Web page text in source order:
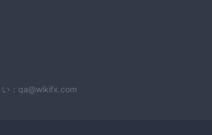
い：qa@wikifx.com